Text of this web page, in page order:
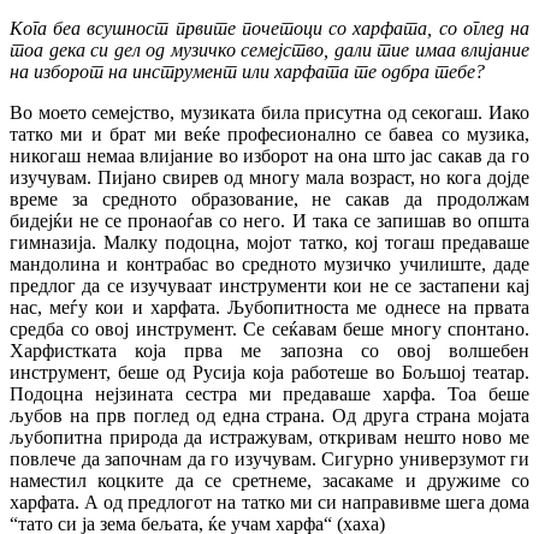
Кога беа всушност првите почетоци со харфата, со оглед на
тоа дека си дел од музичко семејство, дали тие имаа влијание
на изборот на инструмент или харфата те одбра тебе?
Во моето семејство, музиката била присутна од секогаш. Иако
татко ми и брат ми веќе професионално се бавеа со музика,
никогаш немаа влијание во изборот на она што јас сакав да го
изучувам. Пијано свирев од многу мала возраст, но кога дојде
време за средното образование, не сакав да продолжам
бидејќи не се пронаоѓав со него. И така се запишав во општа
гимназија. Малку подоцна, мојот татко, кој тогаш предаваше
мандолина и контрабас во средното музичко училиште, даде
предлог да се изучуваат инструменти кои не се застапени кај
нас, меѓу кои и харфата. Љубопитноста ме однесе на првата
средба со овој инструмент. Се сеќавам беше многу спонтано.
Харфистката која прва ме запозна со овој волшебен
инструмент, беше од Русија која работеше во Бољшој театар.
Подоцна нејзината сестра ми предаваше харфа. Тоа беше
љубов на прв поглед од една страна. Од друга страна мојата
љубопитна природа да истражувам, откривам нешто ново ме
повлече да започнам да го изучувам. Сигурно универзумот ги
наместил коцките да се сретнеме, засакаме и дружиме со
харфата. А од предлогот на татко ми си направивме шега дома
“тато си ја зема бељата, ќе учам харфа“ (хаха)